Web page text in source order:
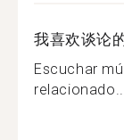
我喜欢谈论
Escuchar
relacionado...